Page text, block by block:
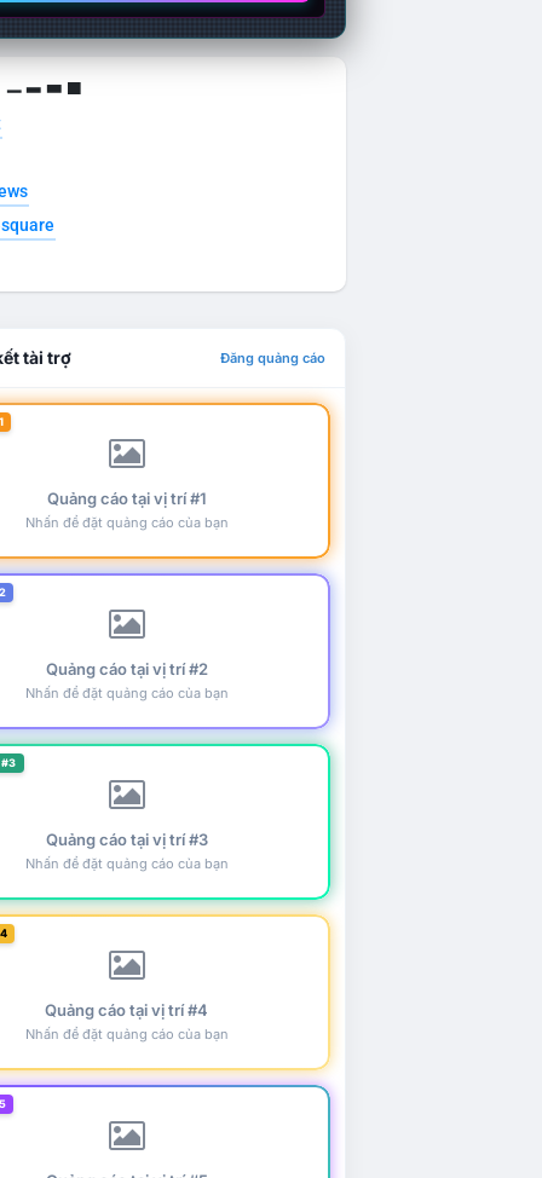
▁ ▂ ▃ ▄
tài trợ Đăng quảng cáo
Quảng cáo tại vị trí #1
Nhấn để đặt quảng cáo của bạn
Quảng cáo tại vị trí #2
Nhấn để đặt quảng cáo của bạn
Quảng cáo tại vị trí #3
Nhấn để đặt quảng cáo của bạn
Quảng cáo tại vị trí #4
Nhấn để đặt quảng cáo của bạn